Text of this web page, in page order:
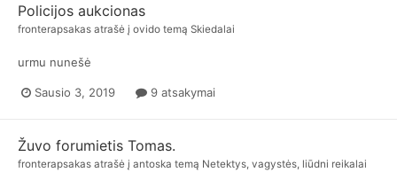
Policijos aukcionas
fronterapsakas atrašė į ovido temą Skiedalai
urmu nunešė
Sausio 3, 2019 9 atsakymai
Žuvo forumietis Tomas.
fronterapsakas atrašė į antoska temą Netektys, vagystės, liūdni reikalai